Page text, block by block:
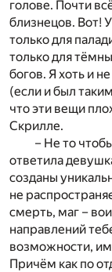
голове. Почти
близнецов. Вот!
только для
только для
богов. Я хоть и
(если и был
что эти вещи
Скрилле.
– Не то
ответила
созданы
не
смерть, маг –
направлений
возможности,
Причём как по